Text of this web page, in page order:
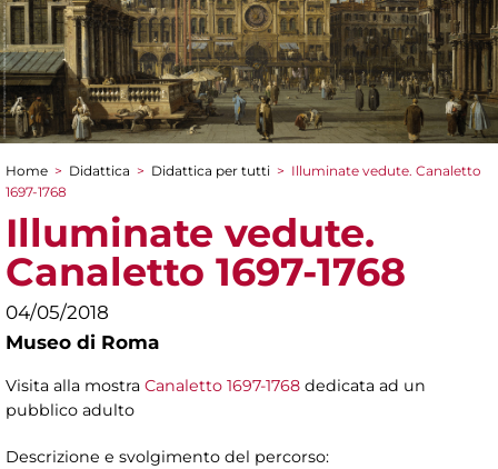
Tu sei qui
Home > Didattica > Didattica per tutti > Illuminate vedute. Canaletto
1697-1768
Illuminate vedute.
Canaletto 1697-1768
04/05/2018
Museo di Roma
Visita alla mostra Canaletto 1697-1768 dedicata ad un
pubblico adulto
Descrizione e svolgimento del percorso: